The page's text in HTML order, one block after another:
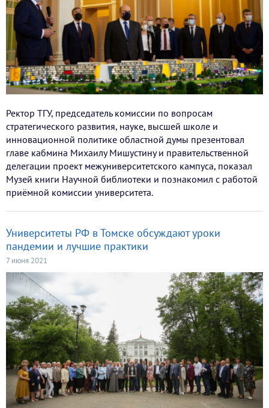
Ректор ТГУ, председатель комиссии по вопросам
стратегического развития, науке, высшей школе и
инновационной политике областной думы презентовал
главе кабмина Михаилу Мишустину и правительственной
делегации проект межуниверситетского кампуса, показал
Музей книги Научной библиотеки и познакомил с работой
приёмной комиссии университета.
Университеты РФ в Томске обсуждают уроки
пандемии и лучшие практики
7 июня 2021